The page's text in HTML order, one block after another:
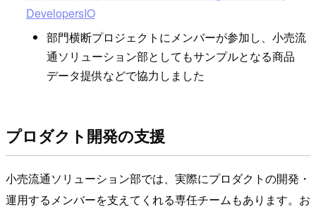
DevelopersIO
部門横断プロジェクトにメンバーが参加し、小売流
通ソリューション部としてもサンプルとなる商品
データ提供などで協力しました
プロダクト開発の支援
小売流通ソリューション部では、実際にプロダクトの開発・
運用するメンバーを支えてくれる専任チームもあります。お